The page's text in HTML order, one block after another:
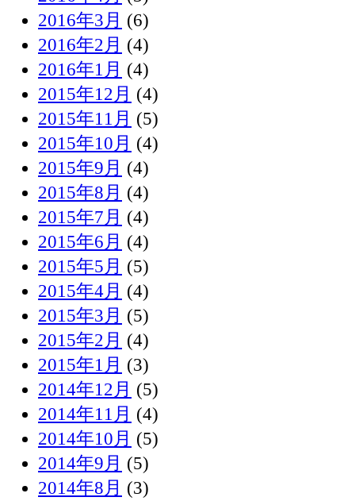
2016年3月 (6)
2016年2月 (4)
2016年1月 (4)
2015年12月 (4)
2015年11月 (5)
2015年10月 (4)
2015年9月 (4)
2015年8月 (4)
2015年7月 (4)
2015年6月 (4)
2015年5月 (5)
2015年4月 (4)
2015年3月 (5)
2015年2月 (4)
2015年1月 (3)
2014年12月 (5)
2014年11月 (4)
2014年10月 (5)
2014年9月 (5)
2014年8月 (3)